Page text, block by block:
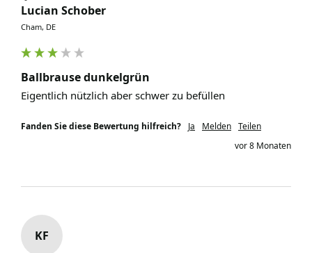
Lucian Schober
Cham, DE
Ballbrause dunkelgrün
Eigentlich nützlich aber schwer zu befüllen
Fanden Sie diese Bewertung hilfreich? Ja Melden Teilen
vor 8 Monaten
KF